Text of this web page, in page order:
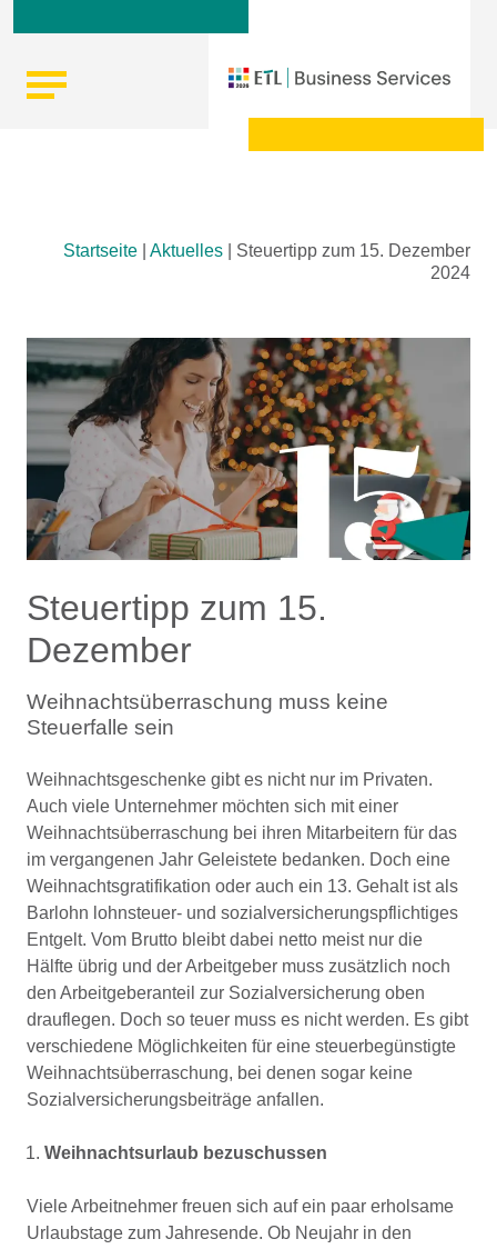
Startseite Aktuelles
Steuertipp zum 15. Dezember
2024
Steuertipp zum 15.
Dezember
Weihnachtsüberraschung muss keine
Steuerfalle sein
Weihnachtsgeschenke gibt es nicht nur im Privaten.
Auch viele Unternehmer möchten sich mit einer
Weihnachtsüberraschung bei ihren Mitarbeitern für das
im vergangenen Jahr Geleistete bedanken. Doch eine
Weihnachtsgratifikation oder auch ein 13. Gehalt ist als
Barlohn lohnsteuer- und sozialversicherungspflichtiges
Entgelt. Vom Brutto bleibt dabei netto meist nur die
Hälfte übrig und der Arbeitgeber muss zusätzlich noch
den Arbeitgeberanteil zur Sozialversicherung oben
drauflegen. Doch so teuer muss es nicht werden. Es gibt
verschiedene Möglichkeiten für eine steuerbegünstigte
Weihnachtsüberraschung, bei denen sogar keine
Sozialversicherungsbeiträge anfallen.
Weihnachtsurlaub bezuschussen
Viele Arbeitnehmer freuen sich auf ein paar erholsame
Urlaubstage zum Jahresende. Ob Neujahr in den